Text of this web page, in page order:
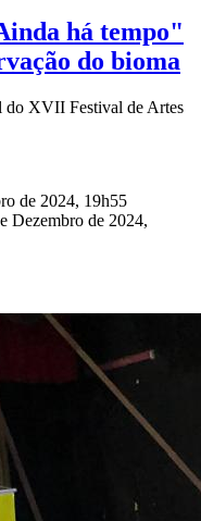
há tempo"
do bioma
do XVII Festival de Artes
de 2024, 19h55
Dezembro de 2024,